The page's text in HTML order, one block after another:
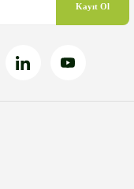
Kayıt Ol